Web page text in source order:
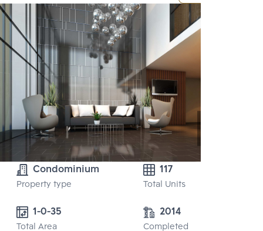
Condominium
Property type
117
Total Units
1-0-35
Total Area
2014
Completed